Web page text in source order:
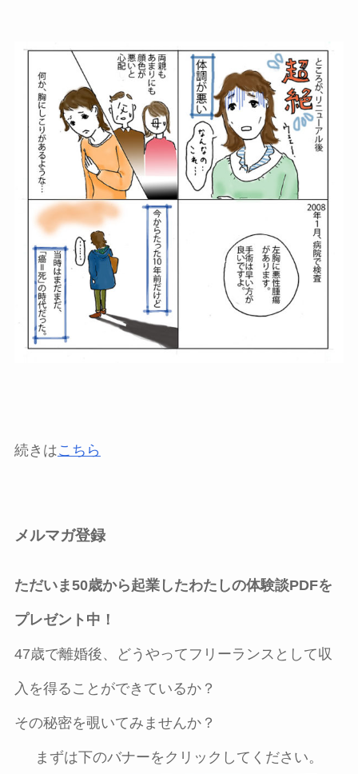
続きはこちら
メルマガ登録
ただいま50歳から起業したわたしの体験談PDFを
プレゼント中！
47歳で離婚後、どうやってフリーランスとして収
入を得ることができているか？
その秘密を覗いてみませんか？
まずは下のバナーをクリックしてください。